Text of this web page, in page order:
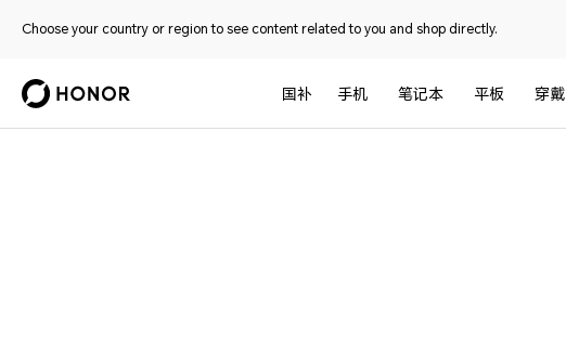
Choose your country or region to see content related to you and shop directly.
国补 手机 笔记本 平板 穿戴